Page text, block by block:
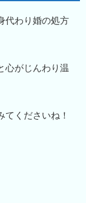
代わり婚の処方
心がじんわり温
くださいね！